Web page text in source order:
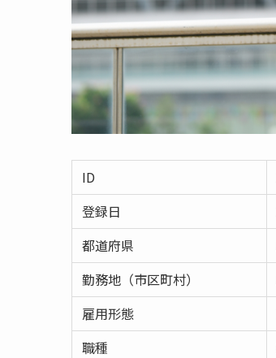
ID
登録日
都道府県
勤務地（市区町村）
雇用形態
職種